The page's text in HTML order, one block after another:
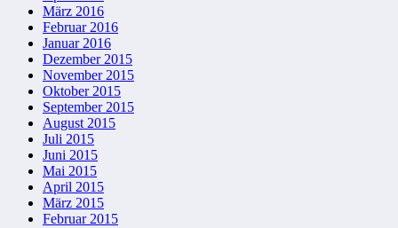
März 2016
Februar 2016
Januar 2016
Dezember 2015
November 2015
Oktober 2015
September 2015
August 2015
Juli 2015
Juni 2015
Mai 2015
April 2015
März 2015
Februar 2015